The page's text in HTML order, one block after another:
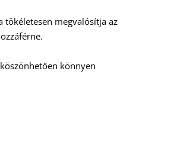
tökéletesen megvalósítja az
könnyen